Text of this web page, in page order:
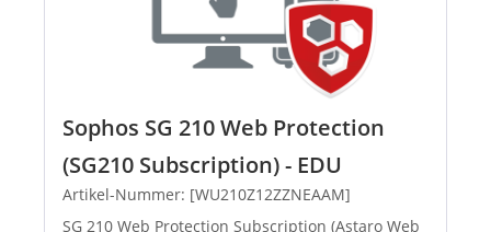
Sophos SG 210 Web Protection
(SG210 Subscription) - EDU
Artikel-Nummer: [WU210Z12ZZNEAAM]
SG 210 Web Protection Subscription (Astaro Web